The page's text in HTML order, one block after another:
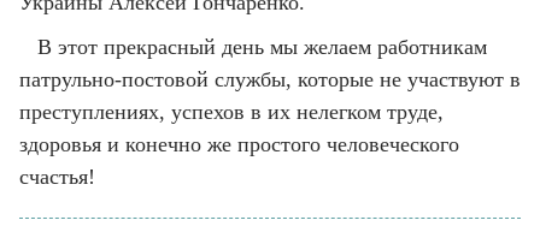
В этот прекрасный день мы желаем работникам
патрульно-постовой службы, которые не участвуют в
преступлениях, успехов в их нелегком труде,
здоровья и конечно же простого человеческого
счастья!